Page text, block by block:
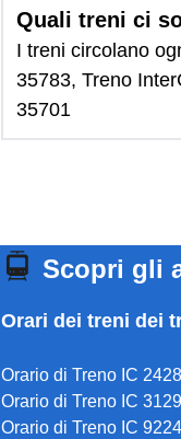
Quali treni ci
I treni circolano
35783, Treno
35701
Scopri gli
Orari dei treni dei
Orario di Treno IC 2428
Orario di Treno IC 3129
Orario di Treno IC 9224